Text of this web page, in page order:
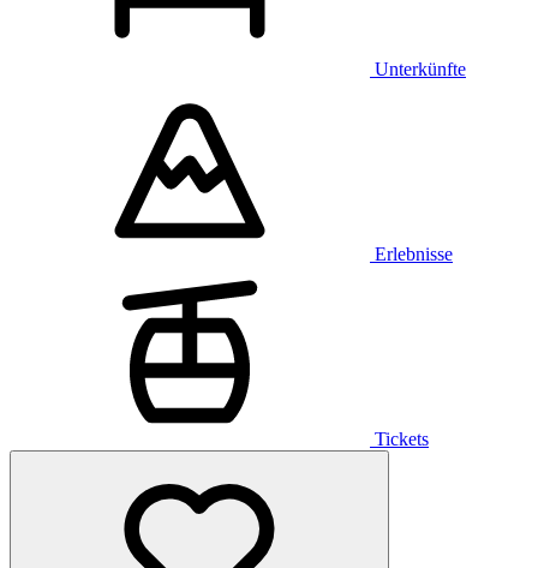
Unterkünfte
Erlebnisse
Tickets